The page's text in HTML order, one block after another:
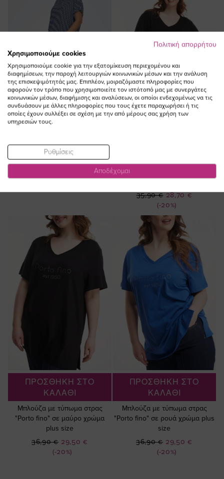
ΚΑΛΑΘΙ
Jean παντελόνι straight σε εκρού
Μπλούζα με τύπωμα στρας
"Bedazzled" σε μαύρο χρώμα
plus size
(-20%)
Ειδική
Τιμή
28,70 €
35,90 €
ΠΡΟΣΘΗΚΗ ΣΤΟ
ΚΑΛΑΘΙ
Μπλούζα με τύπωμα στρας
"Porto fino" σε μαύρο χρώμα
plus size
(-20%)
Ειδική
Τιμή
29,50 €
36,90 €
ΠΡΟΣΘΗΚΗ ΣΤΟ
ΚΑΛΑΘΙ
Μπλούζα με τύπωμα στρας
"Porto fino" σε ρουά χρώμα plus
size
(-20%)
Ειδική
Τιμή
29,50 €
36,90 €
Πολιτική απορρήτου
Χρησιμοποιούμε cookies
Χρησιμοποιούμε cookie για την εξατομίκευση περιεχομένου και
διαφημίσεων, την παροχή λειτουργιών κοινωνικών μέσων και την ανάλυση
της επισκεψιμότητάς μας. Επιπλέον, μοιραζόμαστε πληροφορίες που
αφορούν τον τρόπο που χρησιμοποιείτε τον ιστότοπό μας με συνεργάτες
κοινωνικών μέσων, διαφήμισης και αναλύσεων, οι οποίοι ενδεχομένως να τις
συνδυάσουν με άλλες πληροφορίες που τους έχετε παραχωρήσει ή τις
οποίες έχουν συλλέξει σε σχέση με την από μέρους σας χρήση των
υπηρεσιών τους.
Ρυθμίσεις
Αποδέχομαι